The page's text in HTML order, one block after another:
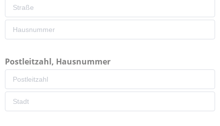
Postleitzahl, Hausnummer